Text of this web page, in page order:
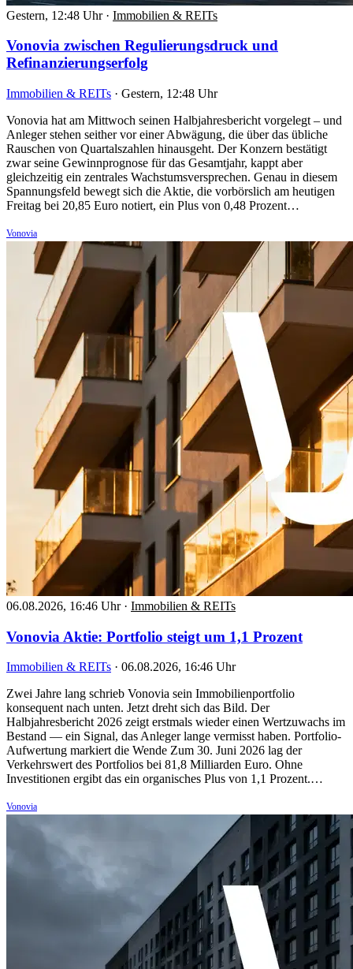
Gestern, 12:48 Uhr · Immobilien & REITs
Vonovia zwischen Regulierungsdruck und
Refinanzierungserfolg
Immobilien & REITs · Gestern, 12:48 Uhr
Vonovia hat am Mittwoch seinen Halbjahresbericht vorgelegt – und
Anleger stehen seither vor einer Abwägung, die über das übliche
Rauschen von Quartalszahlen hinausgeht. Der Konzern bestätigt
zwar seine Gewinnprognose für das Gesamtjahr, kappt aber
gleichzeitig ein zentrales Wachstumsversprechen. Genau in diesem
Spannungsfeld bewegt sich die Aktie, die vorbörslich am heutigen
Freitag bei 20,85 Euro notiert, ein Plus von 0,48 Prozent…
Vonovia
06.08.2026, 16:46 Uhr · Immobilien & REITs
Vonovia Aktie: Portfolio steigt um 1,1 Prozent
Immobilien & REITs · 06.08.2026, 16:46 Uhr
Zwei Jahre lang schrieb Vonovia sein Immobilienportfolio
konsequent nach unten. Jetzt dreht sich das Bild. Der
Halbjahresbericht 2026 zeigt erstmals wieder einen Wertzuwachs im
Bestand — ein Signal, das Anleger lange vermisst haben. Portfolio-
Aufwertung markiert die Wende Zum 30. Juni 2026 lag der
Verkehrswert des Portfolios bei 81,8 Milliarden Euro. Ohne
Investitionen ergibt das ein organisches Plus von 1,1 Prozent.…
Vonovia